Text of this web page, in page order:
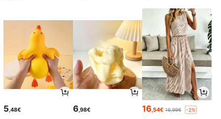
5 ,48€ 6,98€ 16 ,54€ 16,99€ -2%